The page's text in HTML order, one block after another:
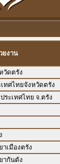
ยงาน
วัดตรัง
ทศไทยจังหวัดตรัง
ระเทศไทย จ.ตรัง
เมืองตรัง
ากันตัง